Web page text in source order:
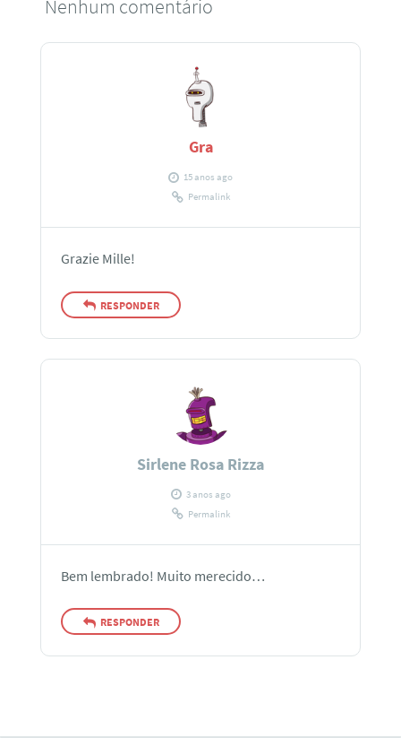
Nenhum comentário
Gra
15 anos ago
Permalink
Grazie Mille!
RESPONDER
Sirlene Rosa Rizza
3 anos ago
Permalink
Bem lembrado! Muito merecido…
RESPONDER